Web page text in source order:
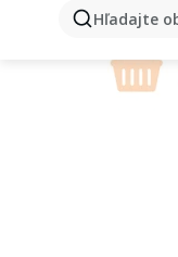
Hľadajte